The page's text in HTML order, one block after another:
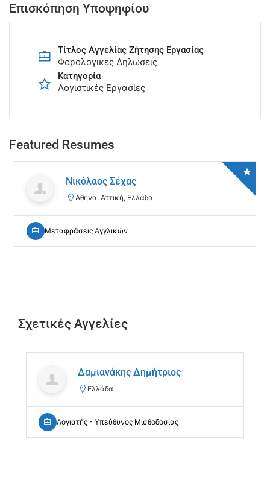
Επισκόπηση Υποψηφίου
Τίτλος Αγγελίας Ζήτησης Εργασίας
Φορολογικες Δηλωσεις
Κατηγορία
Λογιστικές Εργασίες
Featured Resumes
Νικόλαος Σέχας
Αθήνα, Αττική, Ελλάδα
Μεταφράσεις Αγγλικών
Σχετικές Αγγελίες
Δαμιανάκης Δημήτριος
Ελλάδα
Λογιστής - Υπεύθυνος Μισθοδοσίας